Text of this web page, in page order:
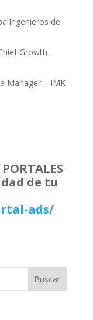
de
Growth
Manager – IMK
de tu
ads/
Buscar